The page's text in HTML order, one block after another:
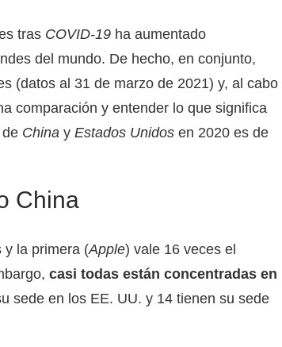
tras COVID-19 ha aumentado
del mundo. De hecho, en conjunto,
(datos al 31 de marzo de 2021) y, al cabo
comparación y entender lo que significa
de China y Estados Unidos en 2020 es de
China
y la primera (Apple) vale 16 veces el
casi todas están concentradas en
sede en los EE. UU. y 14 tienen su sede